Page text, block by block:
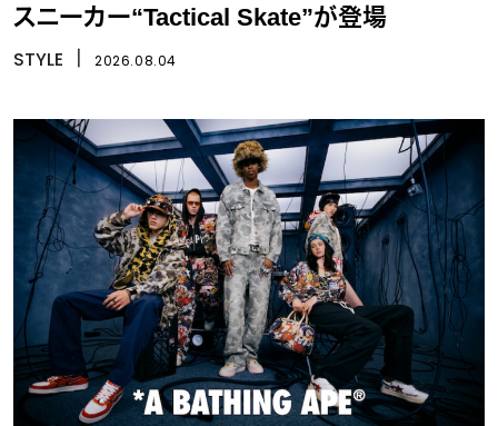
スニーカー“Tactical Skate”が登場
STYLE 2026.08.04